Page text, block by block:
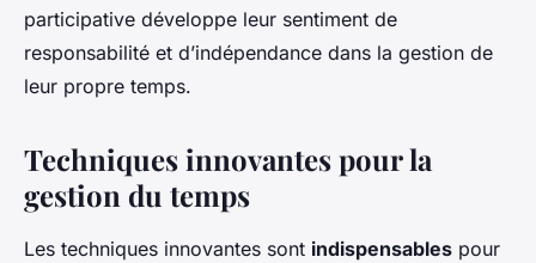
participative développe leur sentiment de
responsabilité et d’indépendance dans la gestion de
leur propre temps.
Techniques innovantes pour la
gestion du temps
Les techniques innovantes sont indispensables pour